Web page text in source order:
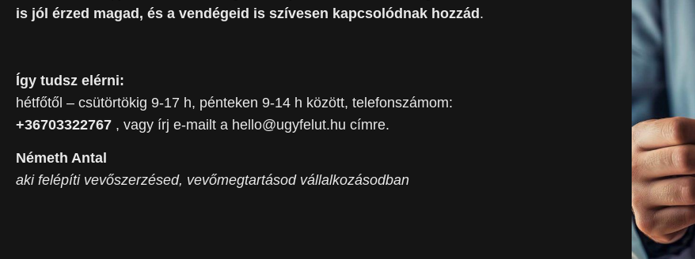
is jól érzed magad, és a vendégeid is szívesen kapcsolódnak hozzád.
Így tudsz elérni:
hétfőtől – csütörtökig 9-17 h, pénteken 9-14 h között, telefonszámom:
+36703322767 , vagy írj e-mailt a hello@ugyfelut.hu címre.
Németh Antal
aki felépíti vevőszerzésed, vevőmegtartásod vállalkozásodban